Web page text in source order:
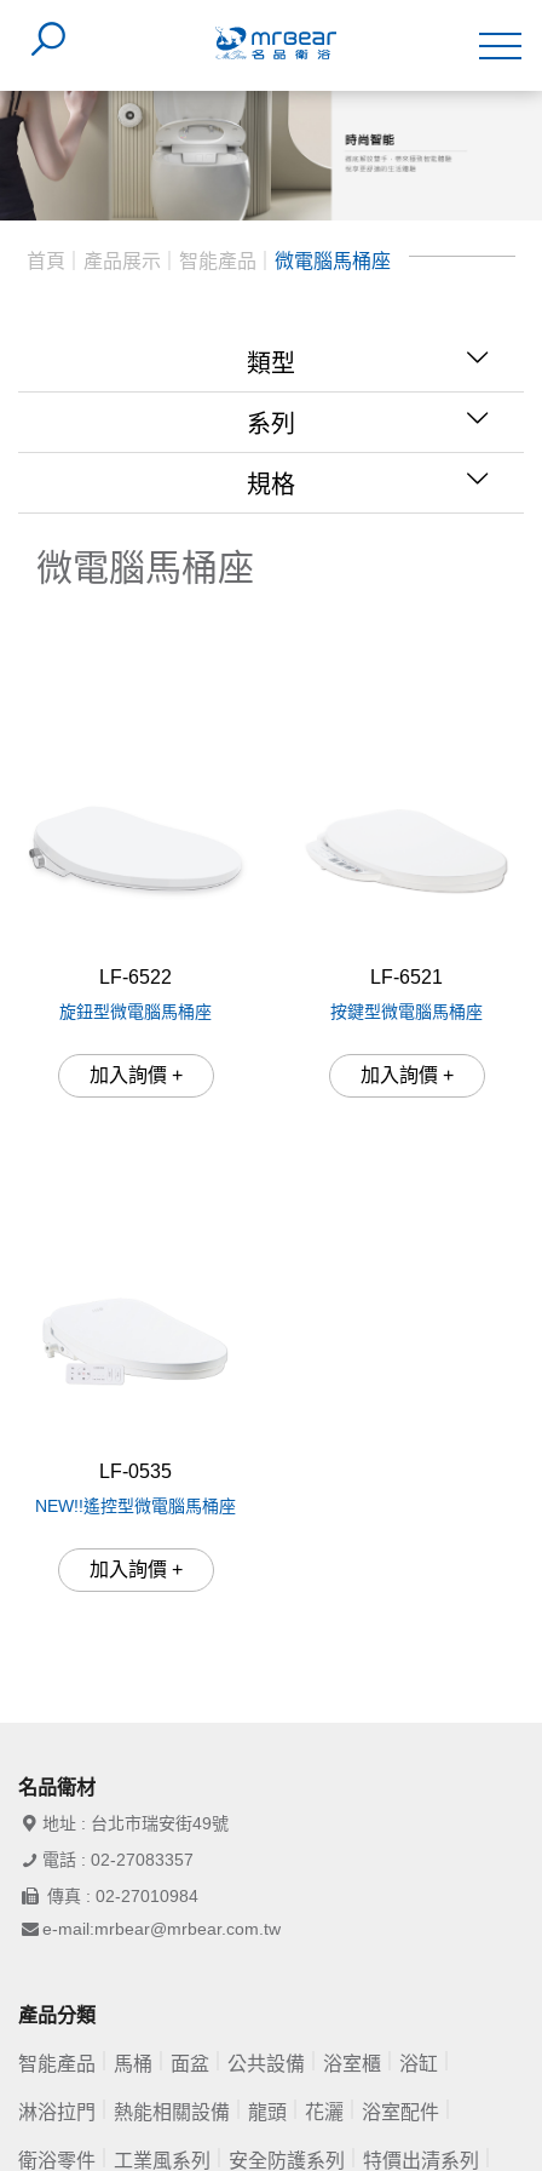
首頁 產品展示 智能產品 微電腦馬桶座
類型
系列
規格
出水孔距180mm (3)
微電腦馬桶座
LF-6522
旋鈕型微電腦馬桶座
加入詢價 +
LF-6521
按鍵型微電腦馬桶座
加入詢價 +
LF-0535
NEW!!遙控型微電腦馬桶座
加入詢價 +
名品衛材
地址 : 台北市瑞安街49號
電話 : 02-27083357
傳真 : 02-27010984
e-mail:mrbear@mrbear.com.tw
產品分類
智能產品 馬桶 面盆 公共設備 浴室櫃 浴缸
淋浴拉門 熱能相關設備 龍頭 花灑 浴室配件
衛浴零件 工業風系列 安全防護系列 特價出清系列